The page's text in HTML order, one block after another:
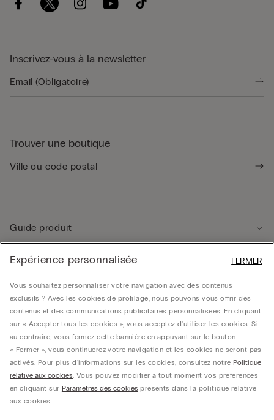
Inscrivez-vous à la newsletter
Trouver une boutique
Guide produit
Service client
Données légales
Société
© CALZEDONIA SpA, Via Monte Baldo, 20 - 37062 - Dossobuono di Villafranca (VR) -
Expérience personnalisée
Vous souhaitez personnaliser votre navigation avec des contenus
exclusifs ? Avec les cookies de profilage, nous pouvons vous offrir des
contenus et des communications publicitaires personnalisées. En cliquant
sur « Accepter tous les cookies », vous acceptez d'utiliser les cookies. Si
au contraire, vous fermez cette bannière en appuyant sur le bouton
« Fermer », vous continuerez votre navigation et les cookies ne seront pas
activés. Pour plus d'informations sur les cookies, consultez notre Politique
relative aux cookies. Vous pouvez modifier à tout moment vos préférences
en cliquant sur Paramètres des cookiesprésents dans la politique relative
aux cookies.
FERMER